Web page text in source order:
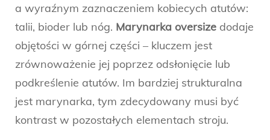
a wyraźnym zaznaczeniem kobiecych atutów:
talii, bioder lub nóg. Marynarka oversize dodaje
objętości w górnej części – kluczem jest
zrównoważenie jej poprzez odsłonięcie lub
podkreślenie atutów. Im bardziej strukturalna
jest marynarka, tym zdecydowany musi być
kontrast w pozostałych elementach stroju.